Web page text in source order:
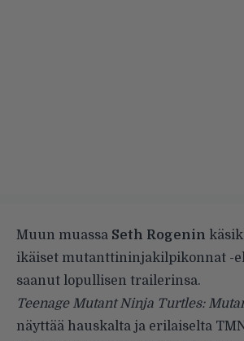
Muun muassa Seth Rogenin
ikäiset mutanttininjakilpikonnat -
saanut lopullisen trailerinsa.
Teenage Mutant Ninja Turtles:
näyttää hauskalta ja erilaiselta